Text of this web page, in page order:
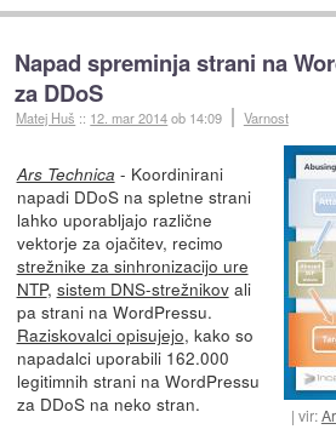
Napad spreminja strani na
za DDoS
Matej Huš :: 12. mar 2014ob 14:09 Varnost
vir:
Ars Technica - Koordinirani
napadi DDoS na spletne strani
lahko uporabljajo različne
vektorje za ojačitev, recimo
strežnike za sinhronizacijo ure
NTP, sistem DNS-strežnikovali
pa strani na WordPressu.
Raziskovalci opisujejo, kako so
napadalci uporabili 162.000
legitimnih strani na WordPressu
za DDoS na neko stran.